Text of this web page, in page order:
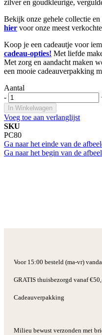
zilver en goudkleurige,
Bekijk onze gehele collectie
hier voor onze meest
Koop je een cadeautje voor
cadeau-opties! Met liefde
Met zorg en aandacht maken
een mooie cadeauverpakking
Aantal
-
In Winkelwagen
Voeg toe aan verlanglijst
SKU
PC80
Ga naar het einde van de
Ga naar het begin van de
Voor 15:00 besteld (ma-vr)
GRATIS thuisbezorgd vanaf
Cadeauverpakking
Milieu bewust verzonden met